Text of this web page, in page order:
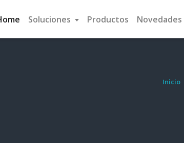
Soluciones Productos Novedades
Inicio